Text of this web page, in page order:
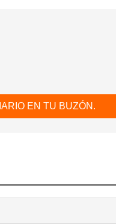
EN TU BUZÓN.